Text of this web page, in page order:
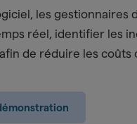
les gestionnaires
réel, identifier les
de réduire les coûts